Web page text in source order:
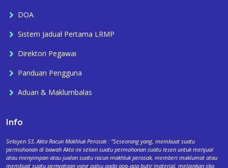
DOA
Sistem Jadual Pertama LRMP
Direktori Pegawai
Panduan Pengguna
Aduan & Maklumbalas
Info
Seksyen 53, Akta Racun Makhluk Perosak : "Seseorang yang, membuat suatu
permohonan di bawah Akta ini selain suatu permohonan suatu lesen untuk menjual
atau menyimpan atau jualan suatu racun makhluk perosak, memberi maklumat atau
membuat suatu pernyataan yang palsu pada apa-apa butir material, melainkan jika